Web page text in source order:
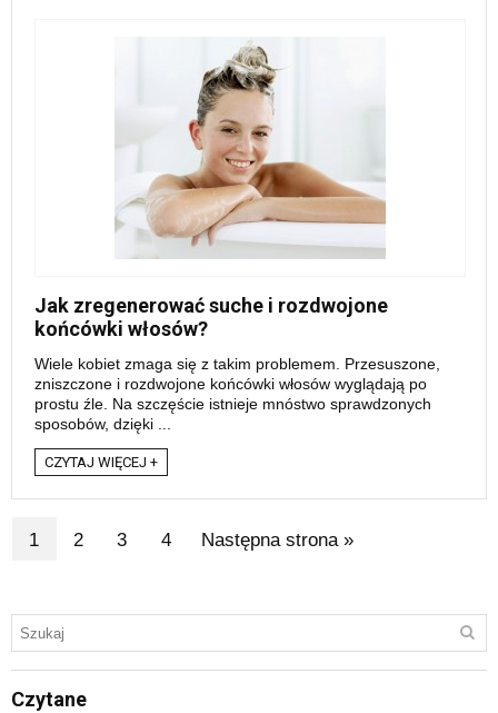
Jak zregenerować suche i rozdwojone
końcówki włosów?
Wiele kobiet zmaga się z takim problemem. Przesuszone,
zniszczone i rozdwojone końcówki włosów wyglądają po
prostu źle. Na szczęście istnieje mnóstwo sprawdzonych
sposobów, dzięki ...
CZYTAJ WIĘCEJ +
1 2 3 4 Następna strona »
Czytane